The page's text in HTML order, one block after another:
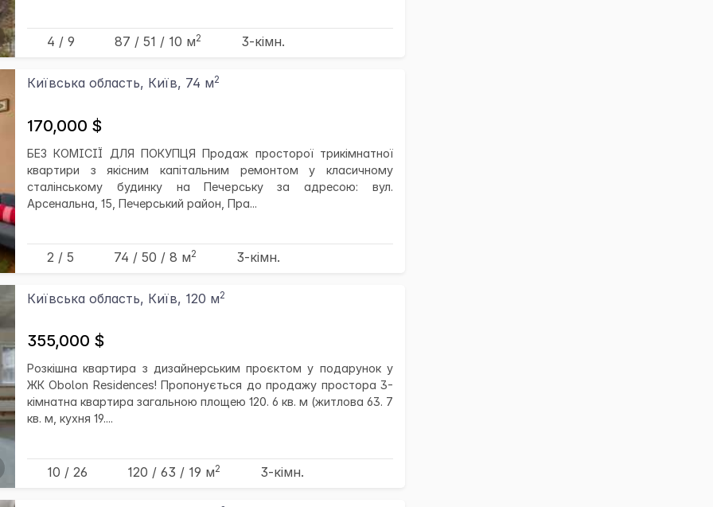
4 / 9 87 / 51 / 10 м2 3-кімн.
Київська область, Київ, 74 м2
170,000 $
БЕЗ КОМІСІЇ ДЛЯ ПОКУПЦЯ Продаж просторої трикімнатної
квартири з якісним капітальним ремонтом у класичному
сталінському будинку на Печерську за адресою: вул.
Арсенальна, 15, Печерський район, Пра...
2 / 5 74 / 50 / 8 м2 3-кімн.
Київська область, Київ, 120 м2
355,000 $
Розкішна квартира з дизайнерським проєктом у подарунок у
ЖК Obolon Residences! Пропонується до продажу простора 3-
кімнатна квартира загальною площею 120. 6 кв. м (житлова 63. 7
кв. м, кухня 19....
10 / 26 120 / 63 / 19 м2 3-кімн.